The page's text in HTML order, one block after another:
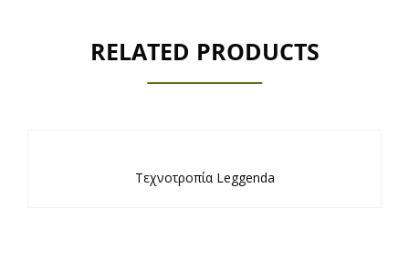
RELATED PRODUCTS
Τεχνοτροπία Leggenda